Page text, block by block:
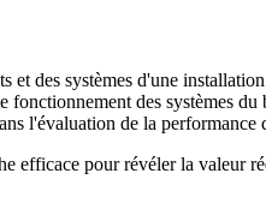
et des systèmes d'une
des systèmes
l'évaluation de la performance
efficace pour révéler la valeur